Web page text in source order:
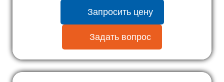
Запросить цену
Задать вопрос